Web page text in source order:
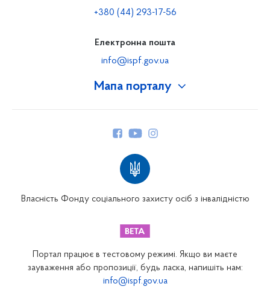
Мапа порталу
Закарпатське відділення
Запорізьке відділення
+380 (44) 293-17-56
Електронна пошта
info@ispf.gov.ua
Власність Фонду соціального захисту осіб з інвалідністю
Портал працює в тестовому режимі. Якщо ви маєте
зауваження або пропозиції, будь ласка, напишіть нам:
info@ispf.gov.ua